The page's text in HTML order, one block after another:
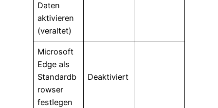
Daten
aktivieren
(veraltet)
Microsoft
Edge als
Standardb
rowser
festlegen
Deaktiviert